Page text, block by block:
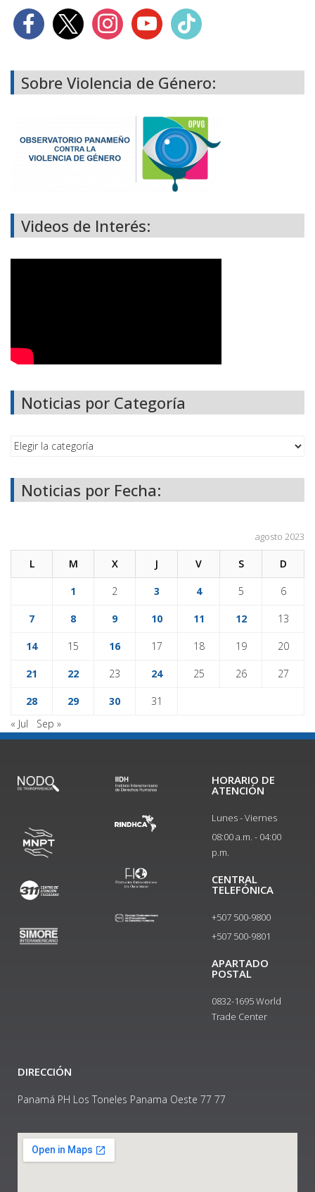
Sobre Violencia de Género:
Videos de Interés:
Noticias por Categoría
Noticias por Fecha:
agosto 2023
L M X J V S D
1 2 3 4 5 6
7 8 9 10 11 12 13
14 15 16 17 18 19 20
21 22 23 24 25 26 27
28 29 30
31
« Jul
Sep »
HORARIO DE
ATENCIÓN
Lunes - Viernes
08:00 a.m. - 04:00
p.m.
CENTRAL
TELEFÓNICA
+507 500-9800
+507 500-9801​
APARTADO
POSTAL
0832-1695 World
Trade Center
DIRECCIÓN
Panamá PH Los Toneles Panama Oeste 77 77